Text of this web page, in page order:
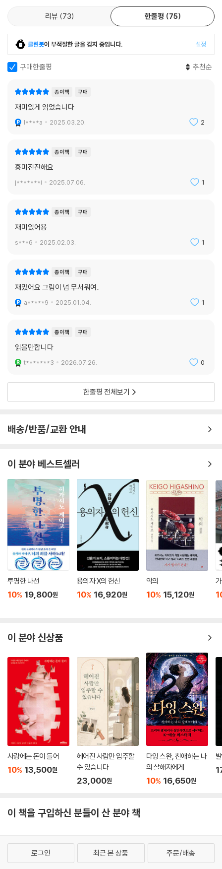
리뷰 73 한줄평 75
클린봇이 부적절한 글을 감지 중입니다. 설정
구매한줄평 추천순
종이책 구매
재미있게 읽었습니다
l****a 2025.03.20. 2
종이책 구매
흥미진진해요
j*******i 2025.07.06. 1
종이책 구매
재미있어용
s***6 2025.02.03. 1
종이책 구매
재밌어요 그림이 넘 무서워여..
a*****9 2025.01.04. 1
종이책 구매
읽을만합니다
t*******3 2026.07.26. 0
한줄평 전체보기
배송/반품/교환 안내
이 분야 베스트셀러
투명한 나선
10% 19,800원
용의자 X의 헌신
10% 16,920원
악의
10% 15,120원
이 분야 신상품
사랑에는 돈이 들어
10% 13,500원
헤어진 사람만 입주할
수 있습니다
23,000원
다잉 스완, 친애하는 나
의 살해자에게
10% 16,650원
이 책을 구입하신 분들이 산 분야 책
로그인 최근 본 상품 주문/배송